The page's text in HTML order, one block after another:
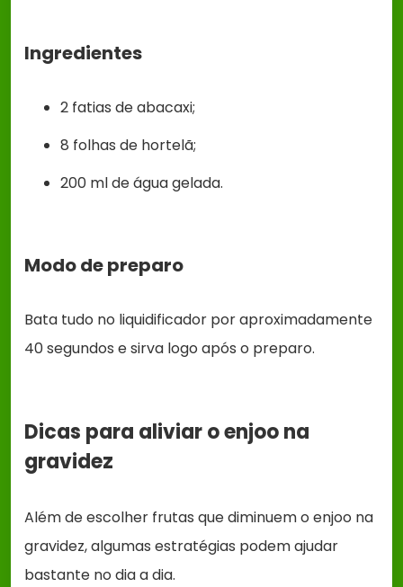
Ingredientes
2 fatias de abacaxi;
8 folhas de hortelã;
200 ml de água gelada.
Modo de preparo
Bata tudo no liquidificador por aproximadamente
40 segundos e sirva logo após o preparo.
Dicas para aliviar o enjoo na
gravidez
Além de escolher frutas que diminuem o enjoo na
gravidez, algumas estratégias podem ajudar
bastante no dia a dia.